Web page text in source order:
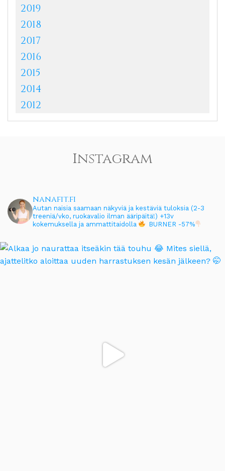
2019
2018
2017
2016
2015
2014
2012
Instagram
nanafit.fi
Autan naisia saamaan näkyviä ja kestäviä tuloksia (2-3
treeniä/vko, ruokavalio ilman ääripäitä!) +13v
kokemuksella ja ammattitaidolla
BURNER -57%